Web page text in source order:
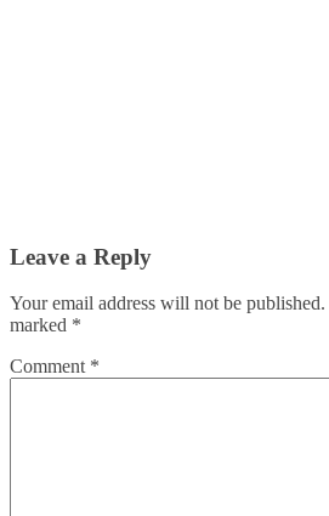
Leave a Reply
Your email address will not be published.
marked *
Comment *